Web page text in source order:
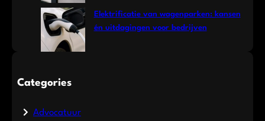
Elektrificatie van wagenparken: kansen
én uitdagingen voor bedrijven
Categories
Advocatuur